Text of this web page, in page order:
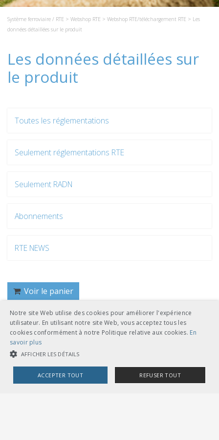
Système ferroviaire / RTE > Webshop RTE > Webshop RTE/téléchargement RTE > Les
données détaillées sur le produit
Les données détaillées sur
le produit
Toutes les réglementations
Seulement réglementations RTE
Seulement RADN
Abonnements
RTE NEWS
Voir le panier
Retour
Notre site Web utilise des cookies pour améliorer l'expérience
utilisateur. En utilisant notre site Web, vous acceptez tous les
cookies conformément à notre Politique relative aux cookies. En
savoir plus
AFFICHER LES DÉTAILS
ACCEPTER TOUT REFUSER TOUT